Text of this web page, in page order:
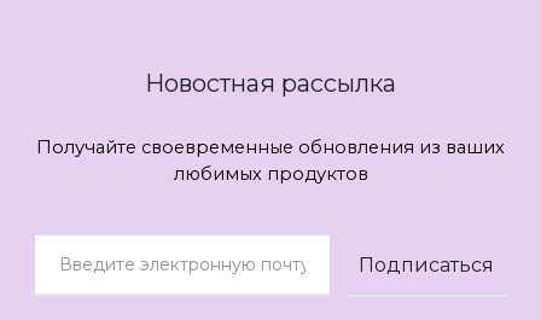
Новостная рассылка
Получайте своевременные обновления из ваших
любимых продуктов